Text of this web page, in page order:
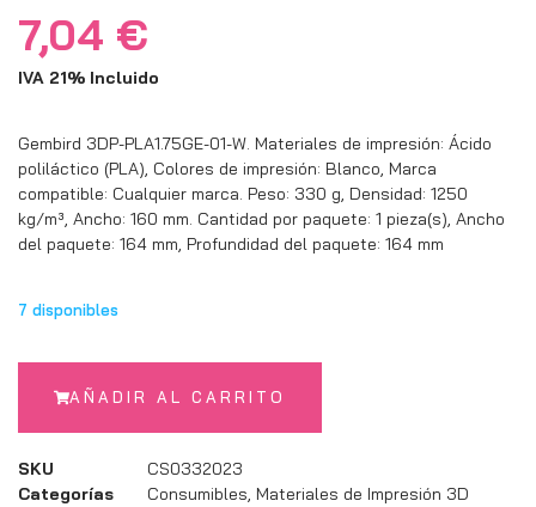
7,04 €
IVA 21% Incluido
Gembird 3DP-PLA1.75GE-01-W. Materiales de impresión: Ácido
poliláctico (PLA), Colores de impresión: Blanco, Marca
compatible: Cualquier marca. Peso: 330 g, Densidad: 1250
kg/m³, Ancho: 160 mm. Cantidad por paquete: 1 pieza(s), Ancho
del paquete: 164 mm, Profundidad del paquete: 164 mm
7 disponibles
AÑADIR AL CARRITO
SKU
CS0332023
Categorías
Consumibles, Materiales de Impresión 3D